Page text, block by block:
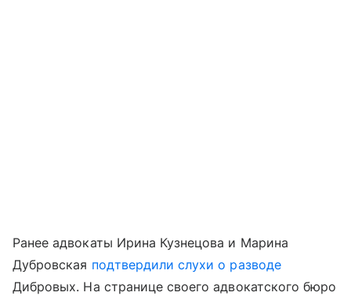
Ранее адвокаты Ирина Кузнецова и Марина
Дубровская подтвердили слухи о разводе
Дибровых. На странице своего адвокатского бюро